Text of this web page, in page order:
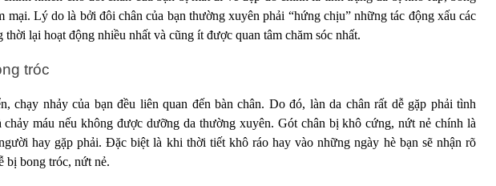
mại. Lý do là bởi đôi chân của bạn thường xuyên phải “hứng chịu” những tác động xấu các
thời lại hoạt động nhiều nhất và cũng ít được quan tâm chăm sóc nhất.
tróc
chạy nhảy của bạn đều liên quan đến bàn chân. Do đó, làn da chân rất dễ gặp phải tình
chảy máu nếu không được dưỡng da thường xuyên. Gót chân bị khô cứng, nứt nẻ chính là
hay gặp phải. Đặc biệt là khi thời tiết khô ráo hay vào những ngày hè bạn sẽ nhận rõ
bị bong tróc, nứt nẻ.